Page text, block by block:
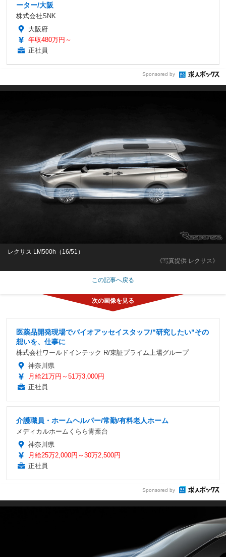
ーター/大阪
株式会社SNK
大阪府
年収480万円～
正社員
Sponsored by
《写真提供 レクサス》
レクサス LM500h（16/51）
この記事へ戻る
医薬品開発現場でバイオアッセイスタッフ/"研究したい"その
想いを、仕事に
株式会社ワールドインテック R/東証プライム上場グループ
神奈川県
月給21万円～51万3,000円
正社員
介護職員・ホームヘルパー/常勤/有料老人ホーム
メディカルホームくらら青葉台
神奈川県
月給25万2,000円～30万2,500円
正社員
Sponsored by